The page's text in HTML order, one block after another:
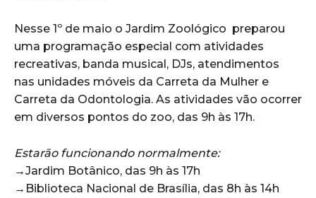
Nesse 1º de maio o Jardim Zoológico preparou
uma programação especial com atividades
recreativas, banda musical, DJs, atendimentos
nas unidades móveis da Carreta da Mulher e
Carreta da Odontologia. As atividades vão ocorrer
em diversos pontos do zoo, das 9h às 17h.
‌Estarão funcionando normalmente:
→Jardim Botânico, das 9h às 17h
→Biblioteca Nacional de Brasília, das 8h às 14h